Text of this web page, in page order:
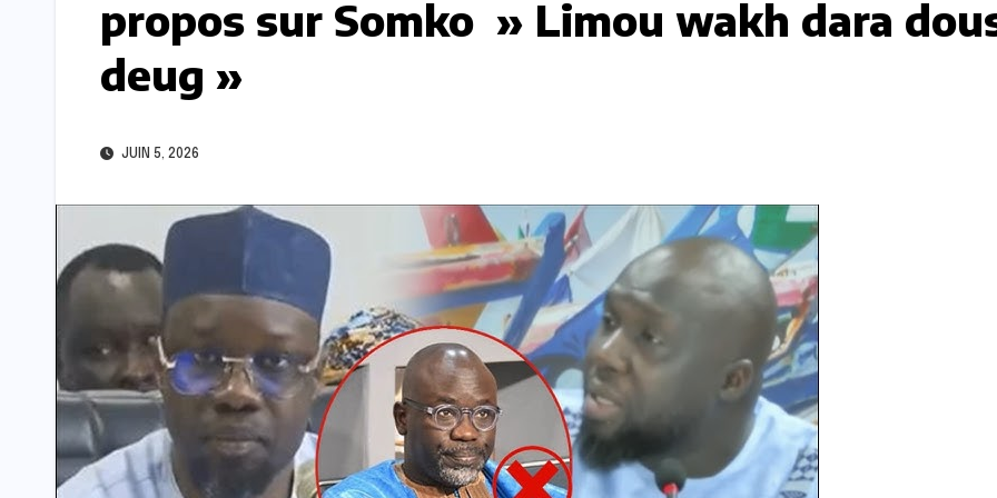
propos sur Somko » Limou wakh dara
deug »
JUIN 5, 2026